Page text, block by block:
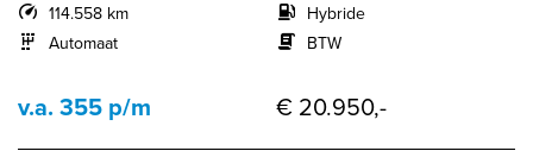
114.558 km
Automaat
Hybride
BTW
v.a. 355 p/m € 20.950,-